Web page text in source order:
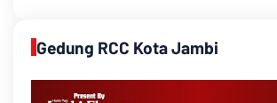
Gedung RCC Kota Jambi